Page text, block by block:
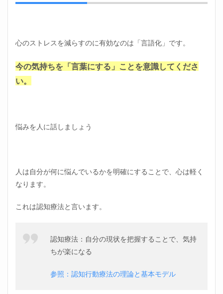
3
が辛
スト
レス
を大
幅に
3.1
ート
エー
ジェ
でOK
ルー
心のストレスを減らすのに有効なのは「言語化」です。
今の気持ちを「言葉にする」ことを意識してくださ
い。
悩みを人に話しましょう
人は自分が何に悩んでいるかを明確にすることで、心は軽く
なります。
これは認知療法と言います。
認知療法：自分の現状を把握することで、気持
ちが楽になる
参照：認知行動療法の理論と基本モデル